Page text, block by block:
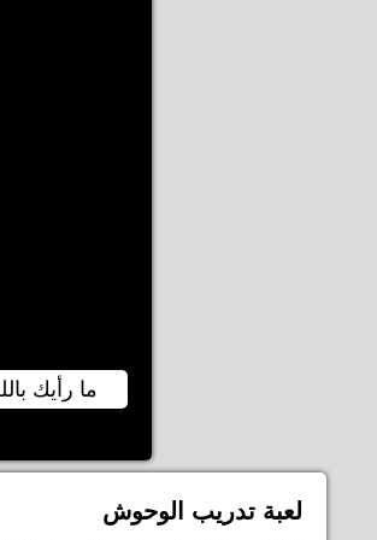
ما رأيك
لعبة تدريب الوحوش